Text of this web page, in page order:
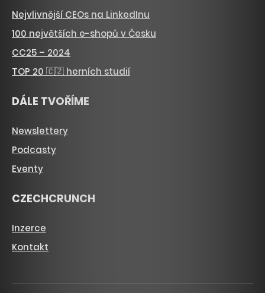
Nejvlivnější CEOs na LinkedInu
100 největších e-shopů v Česku
CC25 – 2024
TOP 20 🇨🇿 herních studií
DÁLE TVOŘÍME
Newslettery
Podcasty
Eventy
CZECHCRUNCH
Inzerce
Kontakt